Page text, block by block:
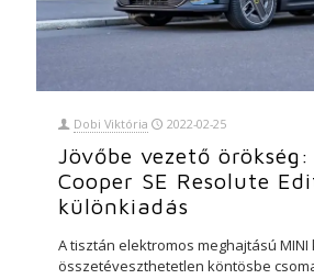
Dobi Viktória 2022-02-25
Jövőbe vezető
Cooper SE Resolute
különkiadás
A tisztán elektromos meghajtású
összetéveszthetetlen köntösbe